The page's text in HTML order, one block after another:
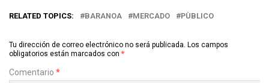
RELATED TOPICS: BARANOA MERCADO PÙBLICO
Tu dirección de correo electrónico no será publicada. Los campos
obligatorios están marcados con *
Comentario *